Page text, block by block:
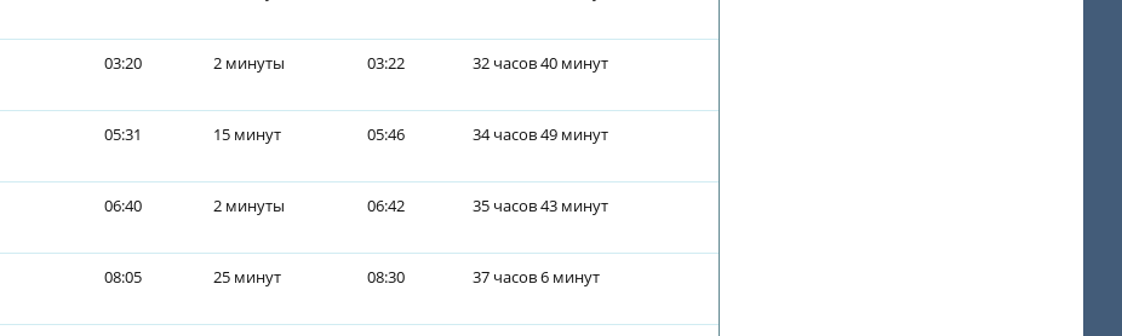
03:20 2 минуты 03:22 32 часов 40 минут
05:31 15 минут 05:46 34 часов 49 минут
06:40 2 минуты 06:42 35 часов 43 минут
08:05 25 минут 08:30 37 часов 6 минут